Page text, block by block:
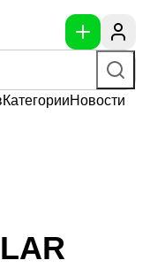
КатегорииНовости